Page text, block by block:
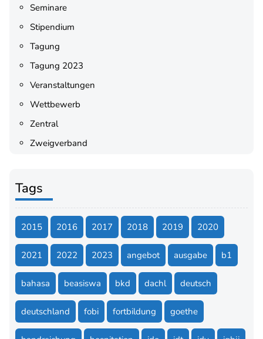
Seminare
Stipendium
Tagung
Tagung 2023
Veranstaltungen
Wettbewerb
Zentral
Zweigverband
Tags
2015 2016 2017 2018 2019 2020
2021 2022 2023 angebot ausgabe b1
bahasa beasiswa bkd dachl deutsch
deutschland fobi fortbildung goethe